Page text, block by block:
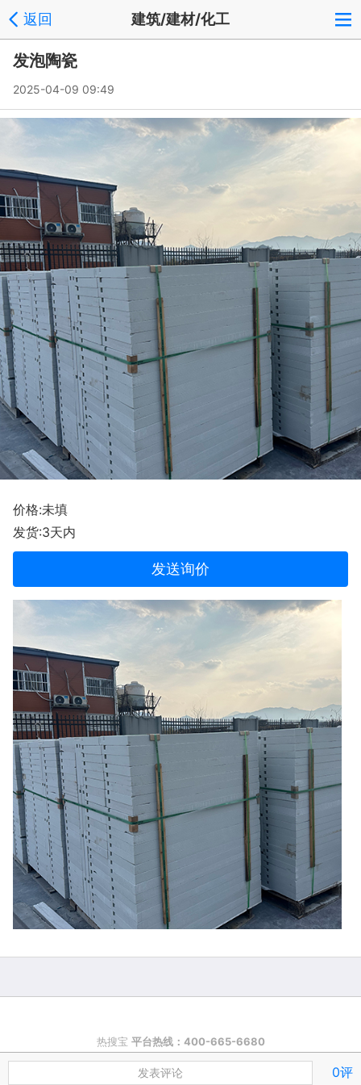
返回 建筑/建材/化工
发泡陶瓷
2025-04-09 09:49
价格:未填
发货:3天内
发送询价
发表评论 0评
热搜宝 平台热线：400-665-6680
浙ICP备2024062714号-1 嘉兴市秀洲区新城街道宇奥网络技术工作室